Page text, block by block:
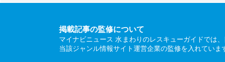
掲載記事の監修について
マイナビニュース 水まわりのレスキューガイドでは
当該ジャンル情報サイト運営企業の監修を入れていま